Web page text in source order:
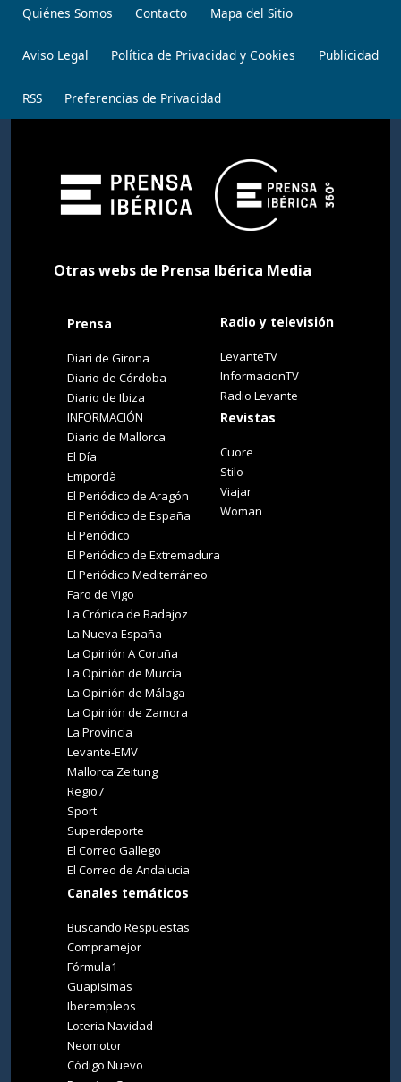
Quiénes Somos Contacto Mapa del Sitio
Aviso Legal Política de Privacidad y Cookies Publicidad
RSS Preferencias de Privacidad
Otras webs de Prensa Ibérica Media
Prensa
Diari de Girona
Diario de Córdoba
Diario de Ibiza
INFORMACIÓN
Diario de Mallorca
El Día
Empordà
El Periódico de Aragón
El Periódico de España
El Periódico
El Periódico de Extremadura
El Periódico Mediterráneo
Faro de Vigo
La Crónica de Badajoz
La Nueva España
La Opinión A Coruña
La Opinión de Murcia
La Opinión de Málaga
La Opinión de Zamora
La Provincia
Levante-EMV
Mallorca Zeitung
Regio7
Sport
Superdeporte
El Correo Gallego
El Correo de Andalucia
Canales temáticos
Buscando Respuestas
Compramejor
Fórmula1
Guapisimas
Iberempleos
Loteria Navidad
Neomotor
Código Nuevo
Radio y televisión
LevanteTV
InformacionTV
Radio Levante
Revistas
Cuore
Stilo
Viajar
Woman